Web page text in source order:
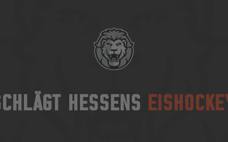
HESSENS